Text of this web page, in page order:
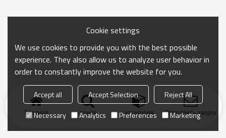
Главная поиск категория Отправить запрос
Cookie settings
We use cookies to provide you with the best possible
experience. They also allow us to analyze user behavior in
order to constantly improve the website for you.
Accept all Accept Selection
Reject All
Necessary
Analytics Preferences Marketing